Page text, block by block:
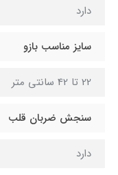
دارد
سایز مناسب بازو
22 تا 42 سانتی متر
سنجش ضربان قلب
دارد